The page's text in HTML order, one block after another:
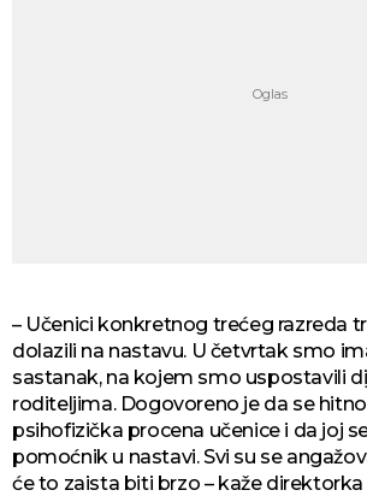
– Učenici konkretnog trećeg razreda
dolazili na nastavu. U četvrtak smo
sastanak, na kojem smo uspostavili
roditeljima. Dogovoreno je da se
psihofizička procena učenice i da joj
pomoćnik u nastavi. Svi su se
će to zaista biti brzo – kaže